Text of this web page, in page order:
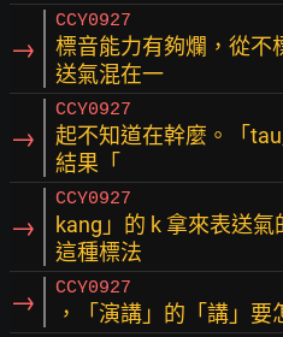
→
CCY0927
標音能力有夠爛，從不
送氣混在一
→
CCY0927
起不知道在幹麼。「
結果「
→
CCY0927
kang」的 k 拿來表送
這種標法
→ CCY0927
，「演講」的「講」要